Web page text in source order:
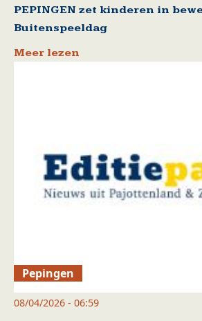
PEPINGEN zet kinderen in
Buitenspeeldag
Meer lezen
Pepingen
08/04/2026 - 06:59